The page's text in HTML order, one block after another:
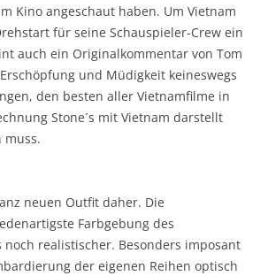
Kino angeschaut haben. Um Vietnam
für seine Schauspieler-Crew ein
auch ein Originalkommentar von Tom
und Müdigkeit keineswegs
den besten aller Vietnamfilme in
Stone´s mit Vietnam darstellt
muss.
neuen Outfit daher. Die
Farbgebung des
realistischer. Besonders imposant
der eigenen Reihen optisch